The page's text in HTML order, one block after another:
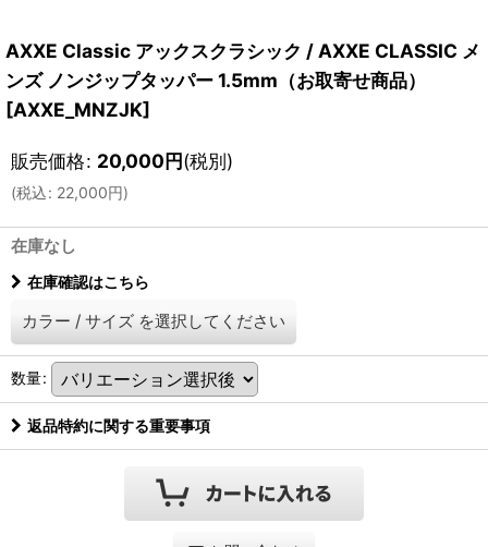
AXXE Classic アックスクラシック / AXXE CLASSIC メ
ンズ ノンジップタッパー 1.5mm（お取寄せ商品）
[AXXE_MNZJK]
販売価格: 20,000円(税別)
(税込: 22,000円)
在庫なし
在庫確認はこちら
カラー / サイズ を選択してください
数量:
返品特約に関する重要事項